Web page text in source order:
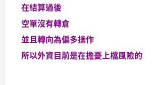
在結算過後
空單沒有轉倉
並且轉向為偏多操作
所以外資目前是在擔憂上檔風險的